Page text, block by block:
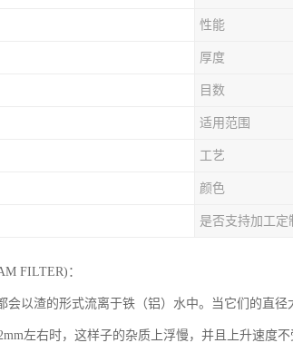
性能
厚度
目数
适用范围
工艺
颜色
是否支持加工定
FILTER)：
会以渣的形式流离于铁（铝）水中。当它们的直
左右时，这样子的杂质上浮慢，并且上升速度